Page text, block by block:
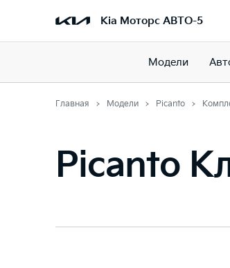
Kia Моторс АВТО-5
Модели
Главная Модели Picanto
Picanto